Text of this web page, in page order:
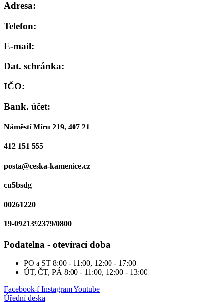
Adresa:
Telefon:
E-mail:
Dat. schránka:
IČO:
Bank. účet:
Náměstí Míru 219, 407 21
412 151 555
posta@ceska-kamenice.cz
cu5bsdg
00261220
19-0921392379/0800
Podatelna - otevírací doba
PO a ST 8:00 - 11:00, 12:00 - 17:00
ÚT, ČT, PÁ 8:00 - 11:00, 12:00 - 13:00
Facebook-f InstagramYoutube
Úřední deska